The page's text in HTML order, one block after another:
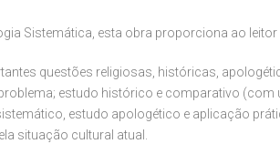
Sistemática, esta obra proporciona ao
questões religiosas, históricas,
estudo histórico e comparativo (com
estudo apologético e aplicação
situação cultural atual.